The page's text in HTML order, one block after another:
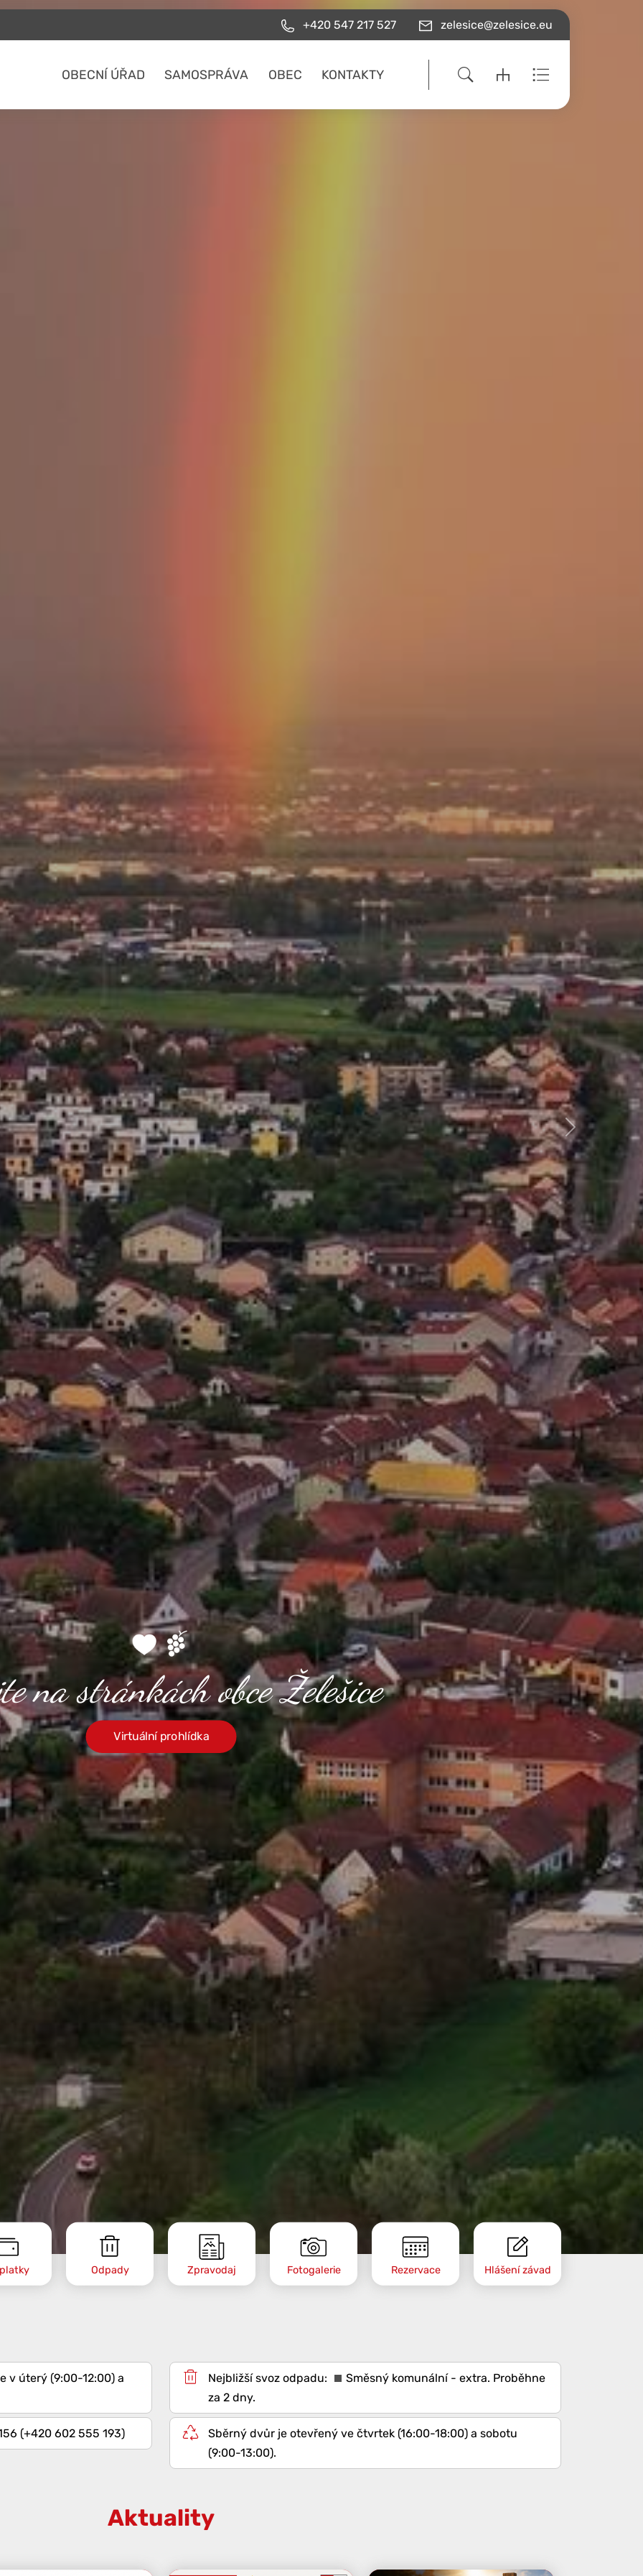
+420 547 217 527 zelesice@zelesice.eu
OBECNÍ ÚŘAD SAMOSPRÁVA OBEC KONTAKTY
na stránkách obce Želešice
Virtuální prohlídka
Další
Odpady Zpravodaj Fotogalerie Rezervace Hlášení závad
v úterý (9:00-12:00) a
(+420 602 555 193)
Směsný komunální - extra. Proběhne
za 2 dny.
Sběrný dvůr je otevřený ve čtvrtek (16:00-18:00) a sobotu
(9:00-13:00).
Aktuality